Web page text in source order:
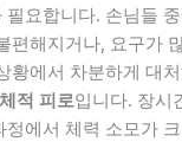
필요합니다. 손님들
편해지거나, 요구가
황에서 차분하게 대
적 피로입니다. 장시
정에서 체력 소모가